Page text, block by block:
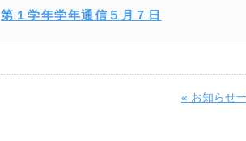
第１学年学年通信５月７日
« お知らせ